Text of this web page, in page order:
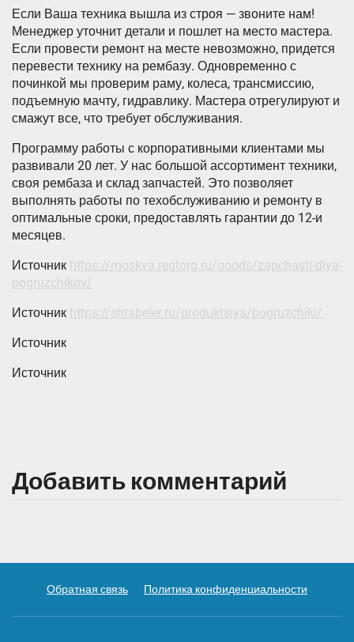
Если Ваша техника вышла из строя — звоните нам!
Менеджер уточнит детали и пошлет на место мастера.
Если провести ремонт на месте невозможно, придется
перевести технику на рембазу. Одновременно с
починкой мы проверим раму, колеса, трансмиссию,
подъемную мачту, гидравлику. Мастера отрегулируют и
смажут все, что требует обслуживания.
Программу работы с корпоративными клиентами мы
развивали 20 лет. У нас большой ассортимент техники,
своя рембаза и склад запчастей. Это позволяет
выполнять работы по техобслуживанию и ремонту в
оптимальные сроки, предоставлять гарантии до 12-и
месяцев.
Источник https://moskva.regtorg.ru/goods/zapchasti-dlya-
pogruzchikov/
Источник https://shtabeler.ru/produktsiya/pogruzchiki/
Источник
Источник
Добавить комментарий
Обратная связь Политика конфиденциальности